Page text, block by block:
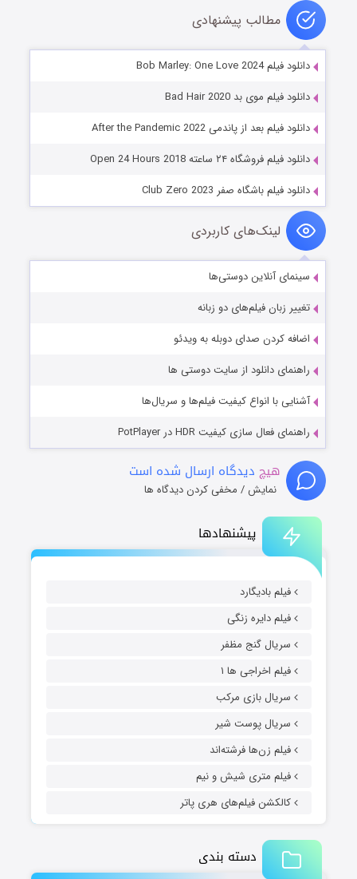
پیشنهادها
فیلم بادیگارد
فیلم دایره زنگی
سریال گنج مظفر
فیلم اخراجی ها ۱
سریال بازی مرکب
سریال پوست شیر
فیلم زن‌ها فرشته‌اند
فیلم متری شیش و نیم
کالکشن فیلم‌های هری پاتر
دسته بندی
مطالب پیشنهادی
دانلود فیلم Bob Marley: One Love 2024
دانلود فیلم موی بد Bad Hair 2020
دانلود فیلم بعد از پاندمی After the Pandemic 2022
دانلود فیلم فروشگاه ۲۴ ساعته Open 24 Hours 2018
دانلود فیلم باشگاه صفر Club Zero 2023
لینک‌های کاربردی
سینمای آنلاین دوستی‌ها
تغییر زبان فیلم‌های دو زبانه
اضافه کردن صدای دوبله به ویدئو
راهنمای دانلود از سایت دوستی ها
آشنایی با انواع کیفیت فیلم‌ها و سریال‌ها
راهنمای فعال سازی کیفیت HDR در PotPlayer
هیچ دیدگاه ارسال شده است
نمایش / مخفی کردن دیدگاه ها